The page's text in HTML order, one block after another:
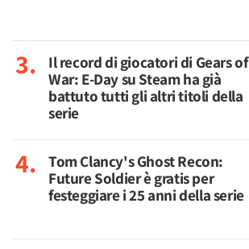
Il record di giocatori di Gears of
War: E-Day su Steam ha già
battuto tutti gli altri titoli della
serie
Tom Clancy's Ghost Recon:
Future Soldier è gratis per
festeggiare i 25 anni della serie